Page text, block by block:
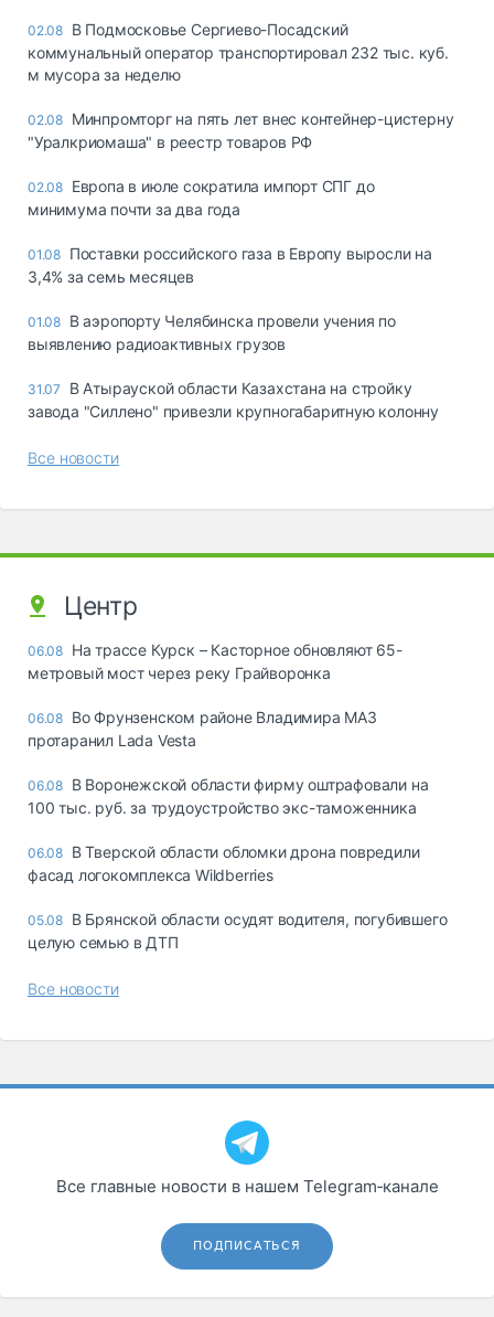
02.08 В Подмосковье Сергиево-Посадский
коммунальный оператор транспортировал 232 тыс. куб.
м мусора за неделю
02.08 Минпромторг на пять лет внес контейнер-цистерну
"Уралкриомаша" в реестр товаров РФ
02.08 Европа в июле сократила импорт СПГ до
минимума почти за два года
01.08 Поставки российского газа в Европу выросли на
3,4% за семь месяцев
01.08 В аэропорту Челябинска провели учения по
выявлению радиоактивных грузов
31.07
В Атырауской области Казахстана на стройку
завода "Силлено" привезли крупногабаритную колонну
Все новости
Центр
06.08 На трассе Курск – Касторное обновляют 65-
метровый мост через реку Грайворонка
06.08 Во Фрунзенском районе Владимира МАЗ
протаранил Lada Vesta
06.08 В Воронежской области фирму оштрафовали на
100 тыс. руб. за трудоустройство экс-таможенника
06.08 В Тверской области обломки дрона повредили
фасад логокомплекса Wildberries
05.08 В Брянской области осудят водителя, погубившего
целую семью в ДТП
Все новости
Все главные новости в нашем Telegram‑канале
ПОДПИСАТЬСЯ